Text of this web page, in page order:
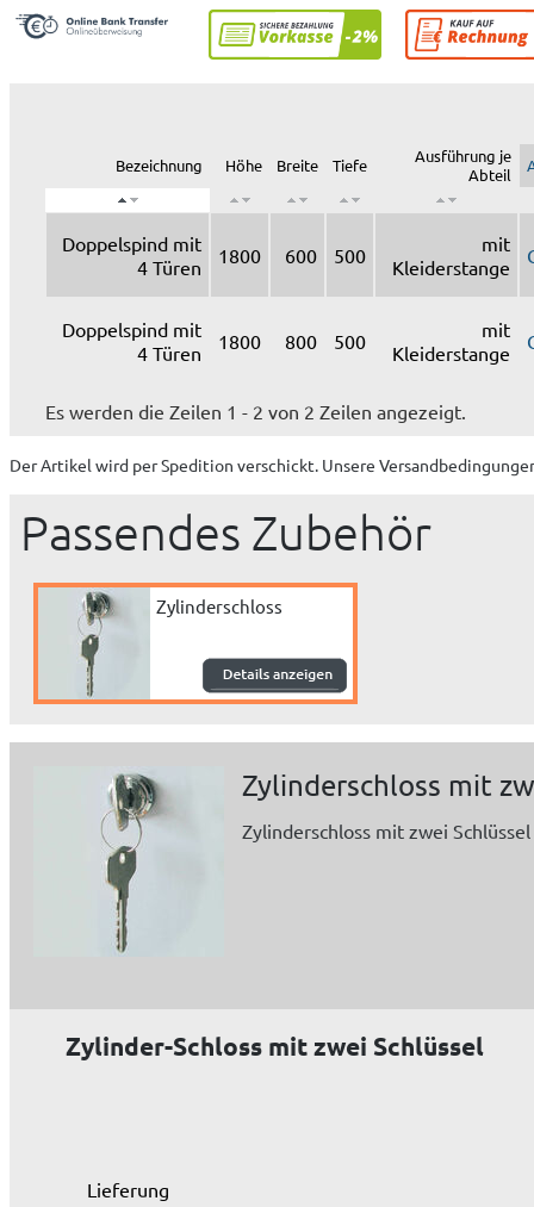
Bezeichnung Höhe Breite Tiefe
Ausführung je
Abteil
Doppelspind mit
4 Türen
1800 600 500
mit
Kleiderstange
Doppelspind mit
4 Türen
1800 800 500
mit
Kleiderstange
Es werden die Zeilen 1 - 2 von 2 Zeilen angezeigt.
Der Artikel wird per Spedition verschickt. Unsere
Passendes Zubehör
Zylinderschloss
Zylinderschloss mit
Zylinderschloss mit zwei
Zylinder-Schloss mit zwei Schlüssel
Lieferung